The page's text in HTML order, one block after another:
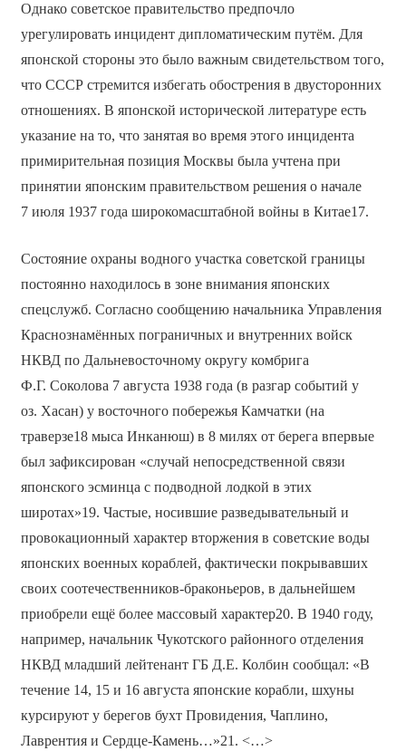
Однако советское правительство предпочло
урегулировать инцидент дипломатическим путём. Для
японской стороны это было важным свидетельством того,
что СССР стремится избегать обострения в двусторонних
отношениях. В японской исторической литературе есть
указание на то, что занятая во время этого инцидента
примирительная позиция Москвы была учтена при
принятии японским правительством решения о начале
7 июля 1937 года широкомасштабной войны в Китае17.
Состояние охраны водного участка советской границы
постоянно находилось в зоне внимания японских
спецслужб. Согласно сообщению начальника Управления
Краснознамённых пограничных и внутренних войск
НКВД по Дальневосточному округу комбрига
Ф.Г. Соколова 7 августа 1938 года (в разгар событий у
оз. Хасан) у восточного побережья Камчатки (на
траверзе18 мыса Инканюш) в 8 милях от берега впервые
был зафиксирован «случай непосредственной связи
японского эсминца с подводной лодкой в этих
широтах»19. Частые, носившие разведывательный и
провокационный характер вторжения в советские воды
японских военных кораблей, фактически покрывавших
своих соотечественников-браконьеров, в дальнейшем
приобрели ещё более массовый характер20. В 1940 году,
например, начальник Чукотского районного отделения
НКВД младший лейтенант ГБ Д.Е. Колбин сообщал: «В
течение 14, 15 и 16 августа японские корабли, шхуны
курсируют у берегов бухт Провидения, Чаплино,
Лаврентия и Сердце-Камень…»21. <…>